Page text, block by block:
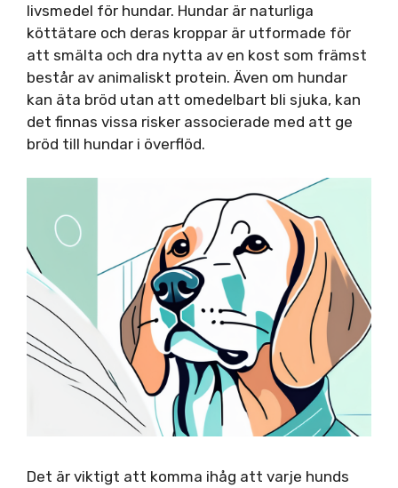
livsmedel för hundar. Hundar är naturliga
köttätare och deras kroppar är utformade för
att smälta och dra nytta av en kost som främst
består av animaliskt protein. Även om hundar
kan äta bröd utan att omedelbart bli sjuka, kan
det finnas vissa risker associerade med att ge
bröd till hundar i överflöd.
Det är viktigt att komma ihåg att varje hunds